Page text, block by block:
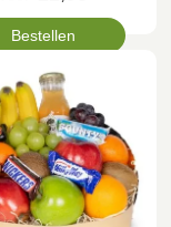
Bestellen